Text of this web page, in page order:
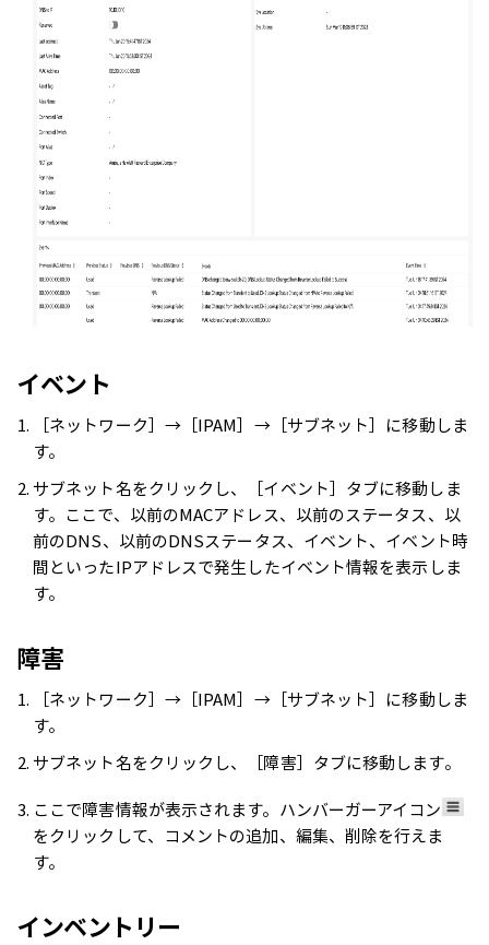
イベント
［ネットワーク］→［IPAM］→［サブネット］に移動しま
す。
サブネット名をクリックし、［イベント］タブに移動しま
す。ここで、以前のMACアドレス、以前のステータス、以
前のDNS、以前のDNSステータス、イベント、イベント時
間といったIPアドレスで発生したイベント情報を表示しま
す。
障害
［ネットワーク］→［IPAM］→［サブネット］に移動しま
す。
サブネット名をクリックし、［障害］タブに移動します。
ここで障害情報が表示されます。ハンバーガーアイコン
をクリックして、コメントの追加、編集、削除を行えま
す。
インベントリー